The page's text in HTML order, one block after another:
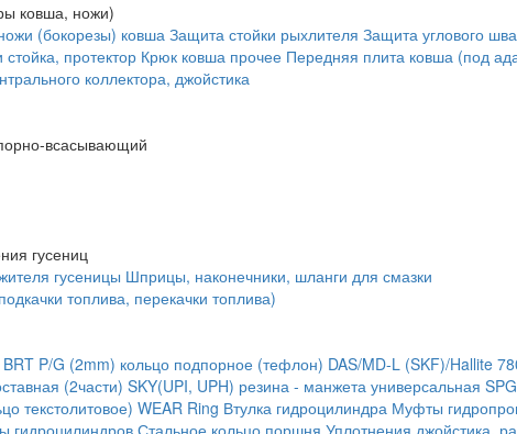
ковша, ножи)
(бокорезы) ковшаЗащита стойки рыхлителя Защита углового
стойка, протектор Крюк ковша прочее Передняя плита ковша (под
коллектора, джойстика
всасывающий
гусениц
гусеницы Шприцы, наконечники, шланги для смазки
топлива, перекачки топлива)
BRT P/G (2mm) кольцо подпорное (тефлон) DAS/MD-L (SKF)/Hallite
(2части) SKY(UPI, UPH) резина - манжета универсальная SPG
текстолитовое) WEAR Ring Втулка гидроцилиндра Муфты